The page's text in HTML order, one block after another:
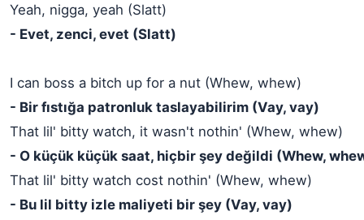
Yeah, nigga, yeah (Slatt)
- Evet, zenci, evet (Slatt)
I can boss a bitch up for a nut (Whew, whew)
- Bir fıstığa patronluk taslayabilirim (Vay, vay)
That lil' bitty watch, it wasn't nothin' (Whew, whew)
- O küçük küçük saat, hiçbir şey değildi (Whew,
That lil' bitty watch cost nothin' (Whew, whew)
- Bu lil bitty izle maliyeti bir şey (Vay, vay)